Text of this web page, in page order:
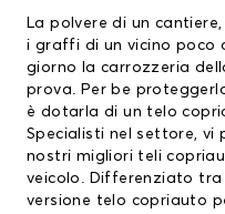
La polvere di un
i graffi di un vicino poco
giorno la carrozzeria
prova. Per be
è dotarla di un telo
Specialisti nel settore, vi
nostri migliori teli
veicolo. Differenziato
versione telo copriauto